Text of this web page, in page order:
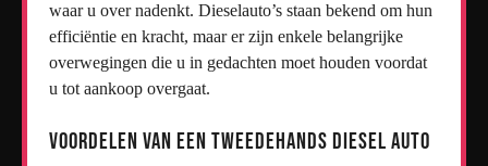
waar u over nadenkt. Dieselauto’s staan bekend om hun
efficiëntie en kracht, maar er zijn enkele belangrijke
overwegingen die u in gedachten moet houden voordat
u tot aankoop overgaat.
Voordelen van een tweedehands diesel auto